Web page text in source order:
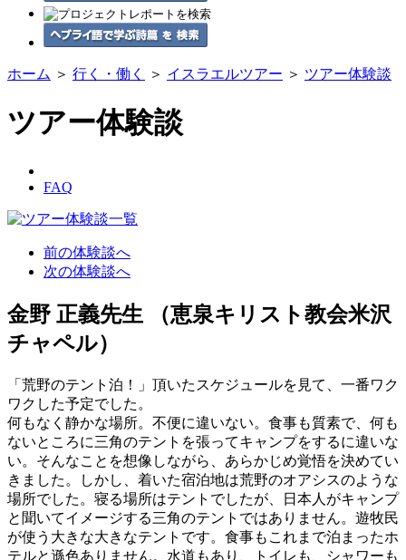
ホーム ＞ 行く・働く ＞ イスラエルツアー ＞ ツアー体験談
ツアー体験談
FAQ
前の体験談へ
次の体験談へ
金野 正義先生
（恵泉キリスト教会米沢
チャペル）
「荒野のテント泊！」頂いたスケジュールを見て、一番ワク
ワクした予定でした。
何もなく静かな場所。不便に違いない。食事も質素で、何も
ないところに三角のテントを張ってキャンプをするに違いな
い。そんなことを想像しながら、あらかじめ覚悟を決めてい
きました。しかし、着いた宿泊地は荒野のオアシスのような
場所でした。寝る場所はテントでしたが、日本人がキャンプ
と聞いてイメージする三角のテントではありません。遊牧民
が使う大きな大きなテントです。食事もこれまで泊まったホ
テルと遜色ありません。水道もあり、トイレも、シャワーも